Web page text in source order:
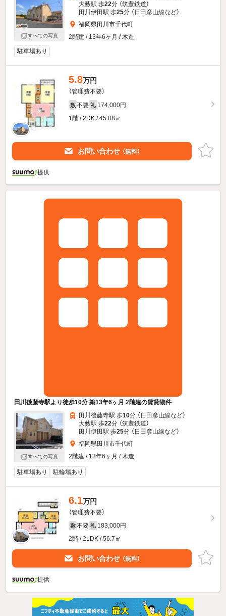
すべての写真
大藪駅 歩22分 （筑豊鉄道）
田川伊田駅 歩25分 （日田彦山線など）
福岡県田川市千代町
2階建 / 13年6ヶ月 / 木造
駐車場あり
5.8万円
（管理費不要）
敷 不要 礼 174,000円
1階 / 2DK / 45.08㎡
お問い合わせ （無料）
提供
田川後藤寺駅より徒歩10分 築13年6ヶ月 2階建の賃貸物件
すべての写真
田川後藤寺駅 歩10分 （日田彦山線など）
大藪駅 歩22分 （筑豊鉄道）
田川伊田駅 歩25分 （日田彦山線など）
福岡県田川市千代町
2階建 / 13年6ヶ月 / 木造
駐車場あり 駐輪場あり
6.1万円
（管理費不要）
敷 不要 礼 183,000円
2階 / 2LDK / 56.7㎡
お問い合わせ （無料）
提供